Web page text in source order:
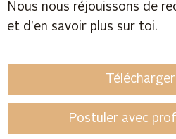
Nous nous réjouissons de
et d'en savoir plus sur toi.
Postuler avec